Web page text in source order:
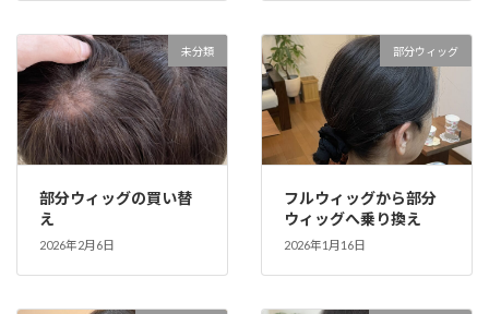
未分類
部分ウィッグの買い替
え
2026年2月6日
部分ウィッグ
フルウィッグから部分
ウィッグへ乗り換え
2026年1月16日